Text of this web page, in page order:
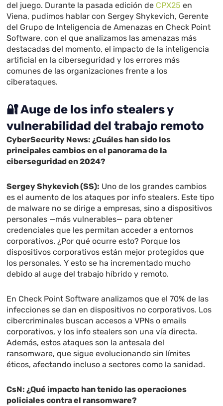
del juego. Durante la pasada edición de CPX25 en
Viena, pudimos hablar con Sergey Shykevich, Gerente
del Grupo de Inteligencia de Amenazas en Check Point
Software, con el que analizamos las amenazas más
destacadas del momento, el impacto de la inteligencia
artificial en la ciberseguridad y los errores más
comunes de las organizaciones frente a los
ciberataques.
🔐Auge de los info stealers y
vulnerabilidad del trabajo remoto
CyberSecurity News: ¿Cuáles han sido los
principales cambios en el panorama de la
ciberseguridad en 2024?
Sergey Shykevich(SS): Uno de los grandes cambios
es el aumento de los ataques por info stealers. Este tipo
de malware no se dirige a empresas, sino a dispositivos
personales —más vulnerables— para obtener
credenciales que les permitan acceder a entornos
corporativos. ¿Por qué ocurre esto? Porque los
dispositivos corporativos están mejor protegidos que
los personales. Y esto se ha incrementado mucho
debido al auge del trabajo híbrido y remoto.
En Check Point Software analizamos que el 70% de las
infecciones se dan en dispositivos no corporativos. Los
cibercriminales buscan accesos a VPNs o emails
corporativos, y los info stealers son una vía directa.
Además, estos ataques son la antesala del
ransomware, que sigue evolucionando sin límites
éticos, afectando incluso a sectores como la sanidad.
CsN: ¿Qué impacto han tenido las operaciones
policiales contra el ransomware?